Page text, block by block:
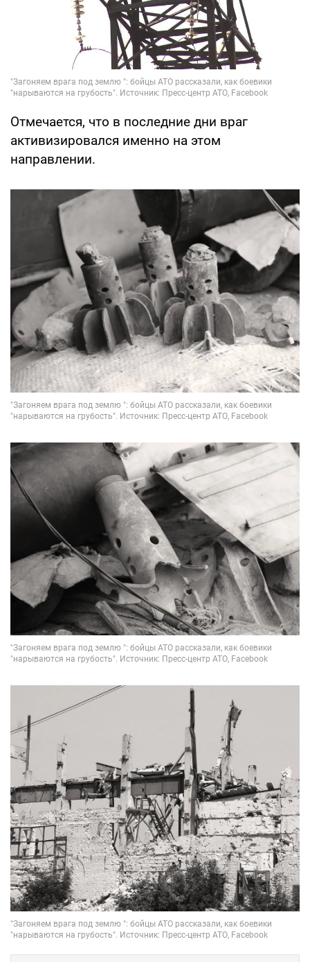
Отмечается, что в последние дни враг
активизировался именно на этом
направлении.